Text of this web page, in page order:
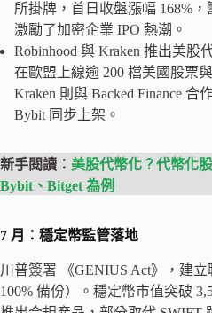
所掛牌，首日收盤漲幅 168%
激勵了加密企業 IPO 熱潮。
Robinhood 與 Kraken 推出美股
在歐盟上線逾 200 檔美國股票
Kraken 則與 Backed Finance 合
Bybit 同步上架。
新手閱讀： 美股代幣化？代幣化
Bybit、Bitget 為例
7 月：穩定幣監管落地
川普簽署 《GENIUS Act》，建
100% 備份）。穩定幣市值突破